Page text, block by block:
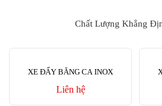
Chất Lượng Khẳng
XE ĐẨY BĂNG CA INOX
Liên hệ